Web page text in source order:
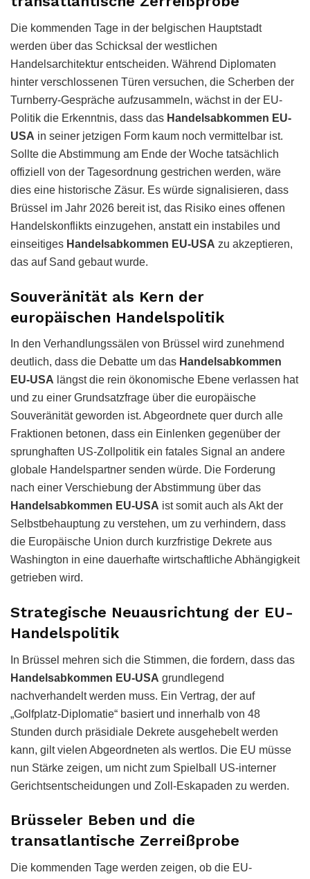
Die kommenden Tage in der belgischen Hauptstadt
werden über das Schicksal der westlichen
Handelsarchitektur entscheiden. Während Diplomaten
hinter verschlossenen Türen versuchen, die Scherben der
Turnberry-Gespräche aufzusammeln, wächst in der EU-
Politik die Erkenntnis, dass das Handelsabkommen EU-
USA in seiner jetzigen Form kaum noch vermittelbar ist.
Sollte die Abstimmung am Ende der Woche tatsächlich
offiziell von der Tagesordnung gestrichen werden, wäre
dies eine historische Zäsur. Es würde signalisieren, dass
Brüssel im Jahr 2026 bereit ist, das Risiko eines offenen
Handelskonflikts einzugehen, anstatt ein instabiles und
einseitiges Handelsabkommen EU-USA zu akzeptieren,
das auf Sand gebaut wurde.
Souveränität als Kern der
europäischen Handelspolitik
In den Verhandlungssälen von Brüssel wird zunehmend
deutlich, dass die Debatte um das Handelsabkommen
EU-USA längst die rein ökonomische Ebene verlassen hat
und zu einer Grundsatzfrage über die europäische
Souveränität geworden ist. Abgeordnete quer durch alle
Fraktionen betonen, dass ein Einlenken gegenüber der
sprunghaften US-Zollpolitik ein fatales Signal an andere
globale Handelspartner senden würde. Die Forderung
nach einer Verschiebung der Abstimmung über das
Handelsabkommen EU-USA ist somit auch als Akt der
Selbstbehauptung zu verstehen, um zu verhindern, dass
die Europäische Union durch kurzfristige Dekrete aus
Washington in eine dauerhafte wirtschaftliche Abhängigkeit
getrieben wird.
Strategische Neuausrichtung der EU-
Handelspolitik
In Brüssel mehren sich die Stimmen, die fordern, dass das
Handelsabkommen EU-USA grundlegend
nachverhandelt werden muss. Ein Vertrag, der auf
„Golfplatz-Diplomatie“ basiert und innerhalb von 48
Stunden durch präsidiale Dekrete ausgehebelt werden
kann, gilt vielen Abgeordneten als wertlos. Die EU müsse
nun Stärke zeigen, um nicht zum Spielball US-interner
Gerichtsentscheidungen und Zoll-Eskapaden zu werden.
Brüsseler Beben und die
transatlantische Zerreißprobe
Die kommenden Tage werden zeigen, ob die EU-